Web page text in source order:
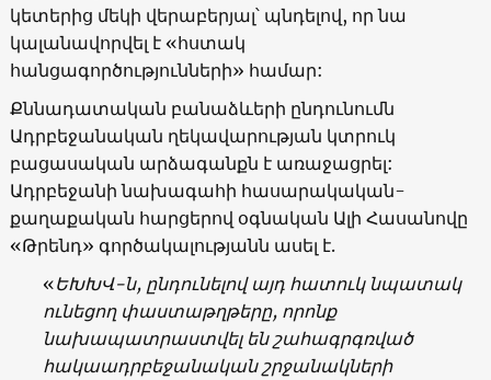
կետերից մեկի վերաբերյալ՝ պնդելով, որ նա
կալանավորվել է «հստակ
հանցագործությունների» համար:
Քննադատական բանաձևերի ընդունումն
Ադրբեջանական ղեկավարության կտրուկ
բացասական արձագանքն է առաջացրել:
Ադրբեջանի նախագահի հասարակական-
քաղաքական հարցերով օգնական Ալի Հասանովը
«Թրենդ» գործակալությանն ասել է.
«ԵԽԽՎ-ն, ընդունելով այդ հատուկ նպատակ
ունեցող փաստաթղթերը, որոնք
նախապատրաստվել են շահագրգռված
հակաադրբեջանական շրջանակների